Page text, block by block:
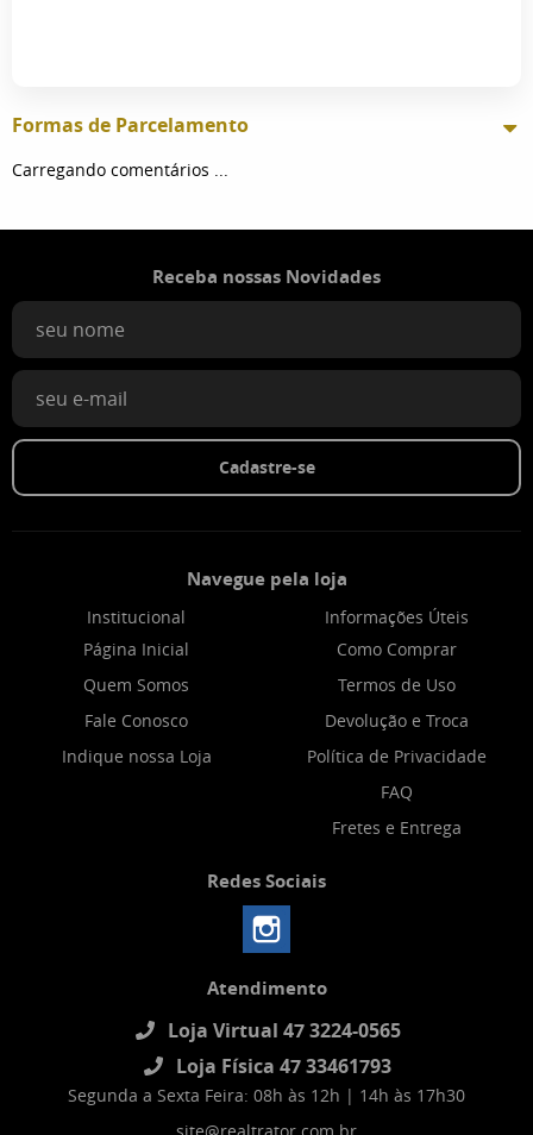
Formas de Parcelamento
Carregando comentários ...
Receba nossas Novidades
Cadastre-se
Navegue pela loja
Institucional
Página Inicial
Quem Somos
Fale Conosco
Indique nossa Loja
Informações Úteis
Como Comprar
Termos de Uso
Devolução e Troca
Política de Privacidade
FAQ
Fretes e Entrega
Redes Sociais
Atendimento
Loja Virtual 47 3224-0565
Loja Física 47 33461793
Segunda a Sexta Feira: 08h às 12h | 14h às 17h30